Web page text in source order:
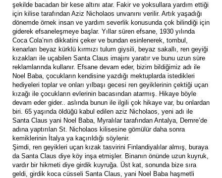
şekilde bacadan bir kese altını atar. Fakir ve yoksullara yardım ettiği
için kilise tarafından Aziz Nicholaos unvanını verilir. Artık yaşadığı
dönemde örnek insan ve yardım severlik konusunda çok bilindiği için
giderek efsaneleşmeye başlar. Yıllar süren efsane, 1930 yılında
Coca Cola’nın dikkatini çeker ve bundan esinlenerek, tombul,
kenarları beyaz kürklü kırmızı tulum giysili, beyaz sakallı, ren geyiği
kızakları ile uçabilen Santa Claus imajını yaratır ve bunu uzun süre
reklamlarında kullanır. Efsane devam eder, bizim bildiğimiz adı ile
Noel Baba, çocukların kendisine yazdığı mektuplarda istedikleri
hediyeleri toplar ve onları yılbaşı gecesi ren geyiklerinin çektiği uçan
kızağı ile çocukların evlerinin bacasından atarmış. Hikaye böyle
devam eder gider.. aslında bunun ile ilgili çok hikaye var, bu onlardan
biri. 65 yaşında öldüğü kabul edilen aziz Nicholaos, yeni adı ile
Santa Claus yani Noel Baba, Myralılar tarafından Antalya, Demre’de
adına yaptırılan St. Nicholaos kilisesine gömülür daha sonra
kemiklerinin İtalya ya kaçırıldığı söylenir.
Şimdi, ren geyikleri uçan kızak tasvirini Finlandiyalılar almış, buraya
da Santa Claus diye köy inşa etmişler. Binanın önünde uzun kuyruk,
vardır bir hikmeti diye girdik kuyruğa. Üst kat, sonunda bize sıra
geldi, girdik koca cüsseli Santa Claus, yani Noel Baba haşmetli